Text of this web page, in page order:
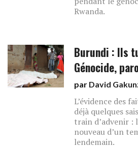
Rwanda.
Burundi : Ils
Génocide,
par David
L’évidence des
déjà quelques
train d’advenir :
nouveau d’un
lendemain.